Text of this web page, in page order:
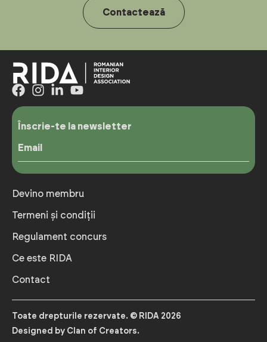
Contactează
Înscrie-te la newsletter
Email
Devino membru
Termeni și condiții
Regulament concurs
Ce este RIDA
Contact
Toate drepturile rezervate. © RIDA 2026
Designed by Clan of Creators.